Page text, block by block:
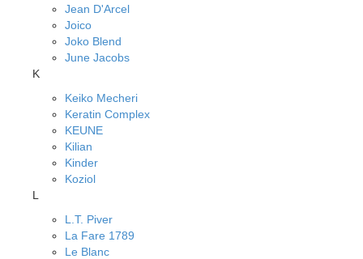
Jean D'Arcel
Joico
Joko Blend
June Jacobs
K
Keiko Mecheri
Keratin Complex
KEUNE
Kilian
Kinder
Koziol
L
L.T. Piver
La Fare 1789
Le Blanc